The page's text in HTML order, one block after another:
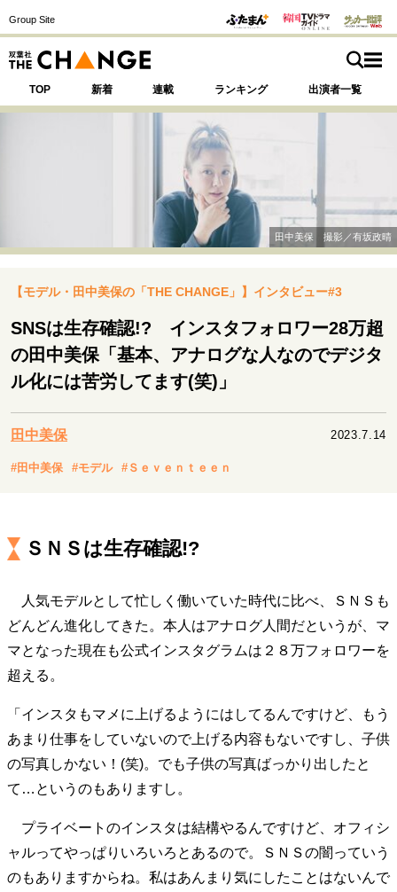
Group Site
TOP 新着 連載 ランキング 出演者一覧
注目の記事テーマで探す
運命を変えた出会い 決断の裏側
挫折からの再起
表現者の葛藤
人生が動いた日 10代の挫折と原点
セカンドキャリアの描き方
夢を掴む選択
経営・ビジネス
トップが描く未来
忘れられない言葉
10代・20代の土台
ライフスタイル・生き方
パートナーとの歩み方
親になるということ
病が教えてくれたこと
移住という選択
熱狂できるもの
一生モノの愛用品
田中美保 撮影／有坂政晴
【モデル・田中美保の「THE CHANGE」】インタビュー#3
SNSは生存確認!? インスタフォロワー28万超
の田中美保「基本、アナログな人なのでデジタ
ル化には苦労してます(笑)」
田中美保 2023.7.14
#田中美保 #モデル #Ｓｅｖｅｎｔｅｅｎ
ＳＮＳは生存確認!?
人気モデルとして忙しく働いていた時代に比べ、ＳＮＳも
どんどん進化してきた。本人はアナログ人間だというが、マ
マとなった現在も公式インスタグラムは２８万フォロワーを
超える。
「インスタもマメに上げるようにはしてるんですけど、もう
あまり仕事をしていないので上げる内容もないですし、子供
の写真しかない！(笑)。でも子供の写真ばっかり出したと
て…というのもありますし。
プライベートのインスタは結構やるんですけど、オフィシ
ャルってやっぱりいろいろとあるので。ＳＮＳの闇っていう
のもありますからね。私はあんまり気にしたことはないんで